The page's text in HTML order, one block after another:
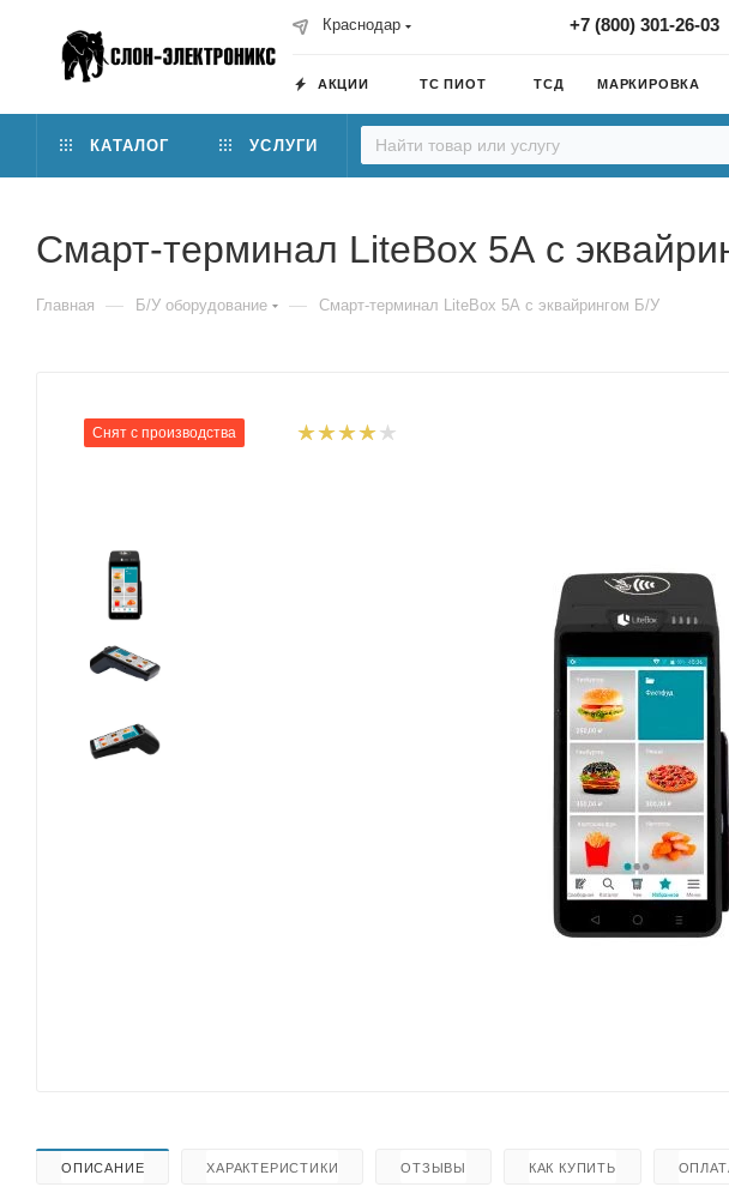
Краснодар +7 (800) 301-26-03
АКЦИИ ТС ПИОТ ТСД МАРКИРОВКА
КАТАЛОГ УСЛУГИ
Смарт-терминал LiteBox 5А с
Главная — Б/У оборудование — Смарт-терминал LiteBox 5А с эквайрингом Б/У
Снят с производства
ОПИСАНИЕ ХАРАКТЕРИСТИКИ ОТЗЫВЫ КАК КУПИТЬ